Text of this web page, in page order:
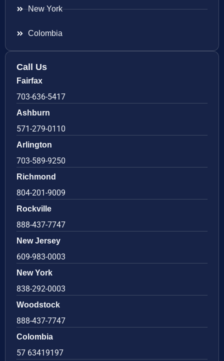
New York
Colombia
Call Us
Fairfax
703-636-5417
Ashburn
571-279-0110
Arlington
703-589-9250
Richmond
804-201-9009
Rockville
888-437-7747
New Jersey
609-983-0003
New York
838-292-0003
Woodstock
888-437-7747
Colombia
57 63419197